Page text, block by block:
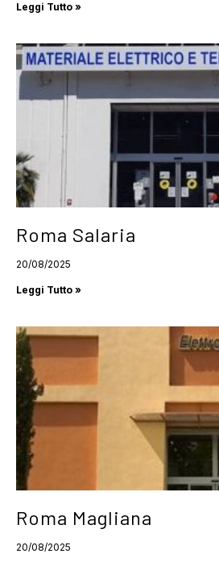
Leggi Tutto »
Roma Salaria
20/08/2025
Leggi Tutto »
Roma Magliana
20/08/2025